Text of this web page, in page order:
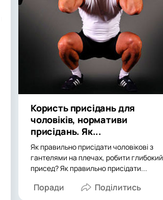
Користь присідань для
чоловіків, нормативи
присідань. Як...
Як правильно присідати чоловікові з
гантелями на плечах, робити глибокий
присед? Як правильно присідати...
Поради